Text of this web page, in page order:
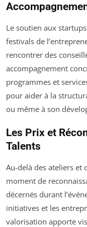
Le soutien aux
festivals de
rencontrer des
accompagnement
programmes et
pour aider à la
ou même à son
Les Prix et
Talents
Au-delà des ateliers et
moment de
décernés durant
initiatives et les
valorisation apporte